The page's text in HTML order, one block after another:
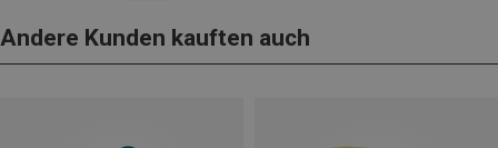
Andere Kunden kauften auch